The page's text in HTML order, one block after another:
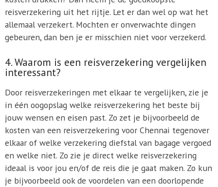
reisverzekering uit het rijtje. Let er dan wel op wat het
allemaal verzekert. Mochten er onverwachte dingen
gebeuren, dan ben je er misschien niet voor verzekerd.
4. Waarom is een reisverzekering vergelijken
interessant?
Door reisverzekeringen met elkaar te vergelijken, zie je
in één oogopslag welke reisverzekering het beste bij
jouw wensen en eisen past. Zo zet je bijvoorbeeld de
kosten van een reisverzekering voor Chennai tegenover
elkaar of welke verzekering diefstal van bagage vergoed
en welke niet. Zo zie je direct welke reisverzekering
ideaal is voor jou en/of de reis die je gaat maken. Zo kun
je bijvoorbeeld ook de voordelen van een doorlopende